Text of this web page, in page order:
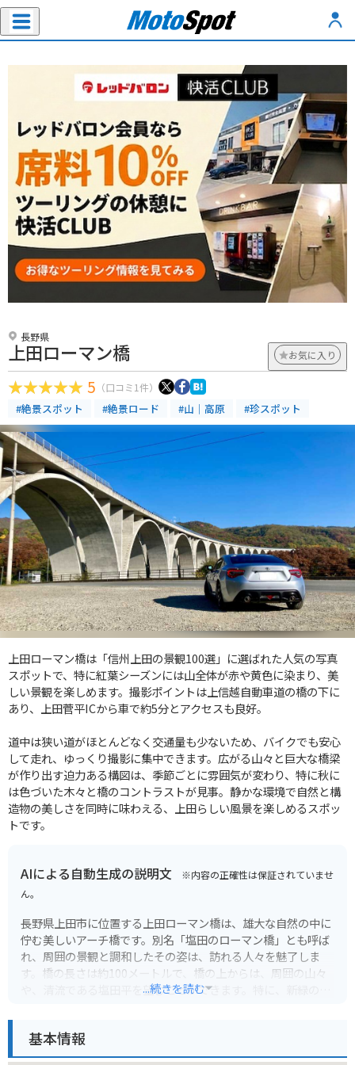
長野県
上田ローマン橋 お気に入り
5 （口コミ1件）
#絶景スポット #絶景ロード #山｜高原 #珍スポット
上田ローマン橋は「信州上田の景観100選」に選ばれた人気の写真
スポットで、特に紅葉シーズンには山全体が赤や黄色に染まり、美
しい景観を楽しめます。撮影ポイントは上信越自動車道の橋の下に
あり、上田菅平ICから車で約5分とアクセスも良好。
道中は狭い道がほとんどなく交通量も少ないため、バイクでも安心
して走れ、ゆっくり撮影に集中できます。広がる山々と巨大な橋梁
が作り出す迫力ある構図は、季節ごとに雰囲気が変わり、特に秋に
は色づいた木々と橋のコントラストが見事。静かな環境で自然と構
造物の美しさを同時に味わえる、上田らしい風景を楽しめるスポッ
トです。
AIによる自動生成の説明文 ※内容の正確性は保証されていませ
ん。
長野県上田市に位置する上田ローマン橋は、雄大な自然の中に
佇む美しいアーチ橋です。別名「塩田のローマン橋」とも呼ば
れ、周囲の景観と調和したその姿は、訪れる人々を魅了しま
す。橋の長さは約100メートルで、橋の上からは、周囲の山々
や、清流である塩田平を望むことができます。特に、新緑の季
り、ハイキングやピクニックを楽しむこともできます。また、
近くには温泉地もあり、日帰り入浴や宿泊も可能です。
...続きを読む
基本情報